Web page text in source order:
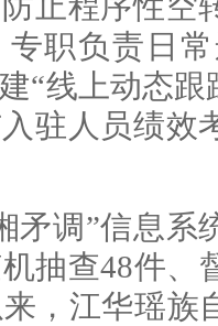
止程序性空
职负责日
“线上动态
驻人员绩效
矛调”信息系
抽查48件、
，江华瑶